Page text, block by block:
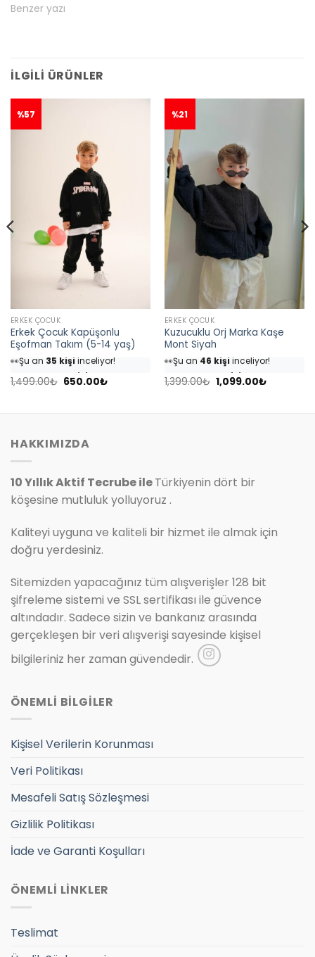
Benzer yazı
İLGILI ÜRÜNLER
%57
ERKEK ÇOCUK
Erkek Çocuk Kapüşonlu
Eşofman Takım (5-14 yaş)
👀Şu an35 kişiinceliyor!
⭐️Bu ürünü 40 kişifavoriledi!
🛒18 kişisepetine ekledi!
1,499.00₺ Orijinal
650.00₺Şu
%21
ERKEK ÇOCUK
Kuzucuklu Orj Marka Kaşe
Mont Siyah
👀Şu an46 kişi
⭐️Bu ürünü54 kişifavoriledi!
🛒25 kişisepetine ekledi!
1,399.00₺ Orijinal
fiyat:
1,099.00₺Şu
HAKKIMIZDA
10 Yıllık Aktif Tecrube ileTürkiyenin dört bir
köşesine mutluluk yolluyoruz .
Kaliteyi uyguna ve kaliteli bir hizmet ile almak için
doğru yerdesiniz.
Sitemizden yapacağınız tüm alışverişler 128 bit
şifreleme sistemi ve SSL sertifikası ile güvence
altındadır. Sadece sizin ve bankanız arasında
gerçekleşen bir veri alışverişi sayesinde kişisel
bilgileriniz her zaman güvendedir.
ÖNEMLİ BİLGİLER
Kişisel Verilerin Korunması
Veri Politikası
Mesafeli Satış Sözleşmesi
Gizlilik Politikası
İade ve Garanti Koşulları
ÖNEMLİ LİNKLER
Teslimat